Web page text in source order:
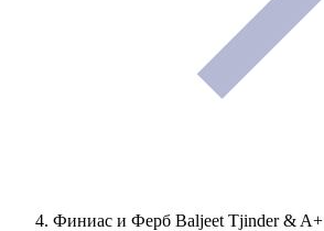
Финиас и Ферб Baljeet Tjinder & A+